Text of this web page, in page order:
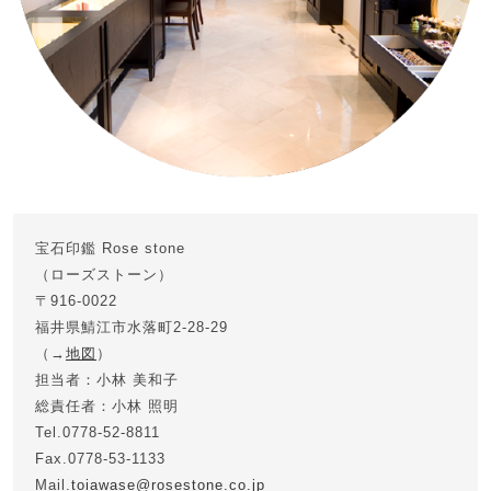
宝石印鑑 Rose stone
（ローズストーン）
〒916-0022
福井県鯖江市水落町2-28-29
（→ 地図 ）
担当者：小林 美和子
総責任者：小林 照明
Tel.0778-52-8811
Fax.0778-53-1133
Mail. toiawase@rosestone.co.jp